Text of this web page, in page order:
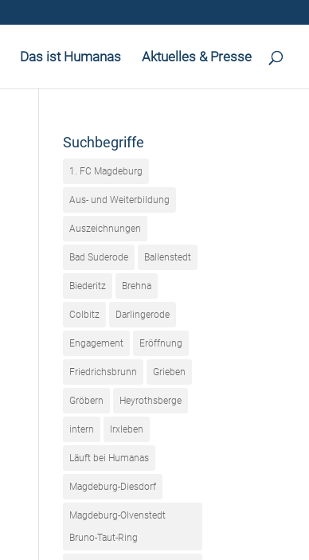
Das ist Humanas Aktuelles & Presse
Suchbegriffe
1. FC Magdeburg
Aus- und Weiterbildung
Auszeichnungen
Bad Suderode Ballenstedt
Biederitz Brehna
Colbitz Darlingerode
Engagement Eröffnung
Friedrichsbrunn Grieben
Gröbern Heyrothsberge
intern Irxleben
Läuft bei Humanas
Magdeburg-Diesdorf
Magdeburg-Olvenstedt
Bruno-Taut-Ring